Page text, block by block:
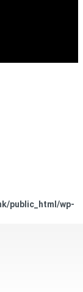
public_html/wp-